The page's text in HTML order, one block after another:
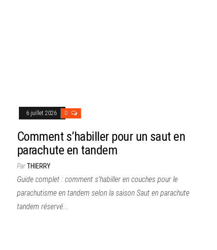
6 juillet 2026 0
Comment s’habiller pour un saut en
parachute en tandem
ParTHIERRY
Guide complet : comment s’habiller en couches pour le
parachutisme en tandem selon la saison Saut en parachute
tandem réservé...